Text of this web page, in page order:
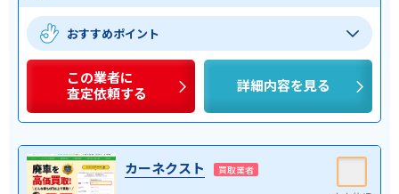
おすすめポイント
この業者に
査定依頼する
詳細内容を見る
カーネクスト 買取業者